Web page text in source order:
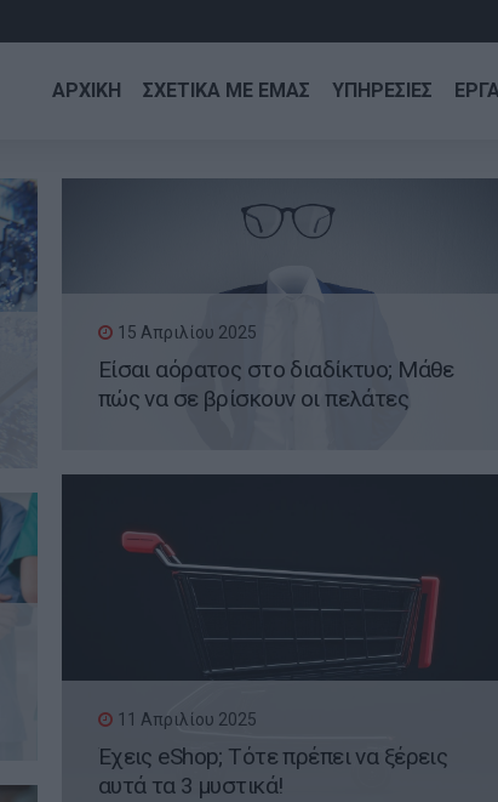
ΑΡΧΙΚΗ ΣΧΕΤΙΚΑ ΜΕ ΕΜΑΣ ΥΠΗΡΕΣΙΕΣ
15 Απριλίου 2025
Είσαι αόρατος στο διαδίκτυο; Μάθε
πώς να σε βρίσκουν οι πελάτες
11 Απριλίου 2025
Έχεις eShop; Τότε πρέπει να ξέρεις
αυτά τα 3 μυστικά!